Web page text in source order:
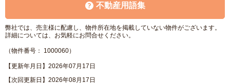
不動産用語集
弊社では、売主様に配慮し、物件所在地を掲載していない物件がございます。
詳細については、お気軽にお問合せください。
（物件番号： 1000060）
【更新年月日】2026年07月17日
【次回更新日】2026年08月17日